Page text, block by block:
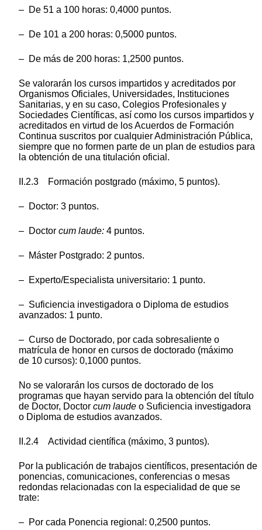
– De 51 a 100 horas: 0,4000 puntos.
– De 101 a 200 horas: 0,5000 puntos.
– De más de 200 horas: 1,2500 puntos.
Se valorarán los cursos impartidos y acreditados por
Organismos Oficiales, Universidades, Instituciones
Sanitarias, y en su caso, Colegios Profesionales y
Sociedades Científicas, así como los cursos impartidos y
acreditados en virtud de los Acuerdos de Formación
Continua suscritos por cualquier Administración Pública,
siempre que no formen parte de un plan de estudios para
la obtención de una titulación oficial.
II.2.3 Formación postgrado (máximo, 5 puntos).
– Doctor: 3 puntos.
– Doctor cum laude: 4 puntos.
– Máster Postgrado: 2 puntos.
– Experto/Especialista universitario: 1 punto.
– Suficiencia investigadora o Diploma de estudios
avanzados: 1 punto.
– Curso de Doctorado, por cada sobresaliente o
matrícula de honor en cursos de doctorado (máximo
de 10 cursos): 0,1000 puntos.
No se valorarán los cursos de doctorado de los
programas que hayan servido para la obtención del título
de Doctor, Doctor cum laude o Suficiencia investigadora
o Diploma de estudios avanzados.
II.2.4 Actividad científica (máximo, 3 puntos).
Por la publicación de trabajos científicos, presentación de
ponencias, comunicaciones, conferencias o mesas
redondas relacionadas con la especialidad de que se
trate:
– Por cada Ponencia regional: 0,2500 puntos.